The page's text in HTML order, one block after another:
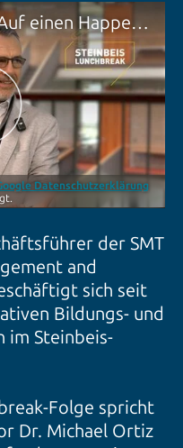
Steinbeis Lunchbreak | Auf einen Happen mit... Dr.-Ing. Peter Schupp
Datenschutzerklärung
der SMT
and
sich seit
Bildungs- und
im Steinbeis-
Folge spricht
Dr. Michael Ortiz